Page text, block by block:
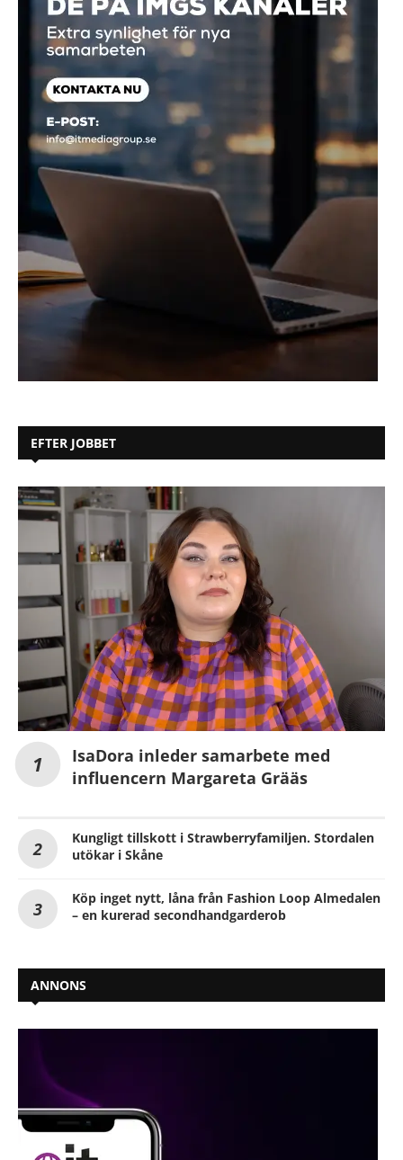
EFTER JOBBET
IsaDora inleder samarbete med
influencern Margareta Grääs
Kungligt tillskott i Strawberryfamiljen. Stordalen
utökar i Skåne
Köp inget nytt, låna från Fashion Loop Almedalen
– en kurerad secondhandgarderob
ANNONS